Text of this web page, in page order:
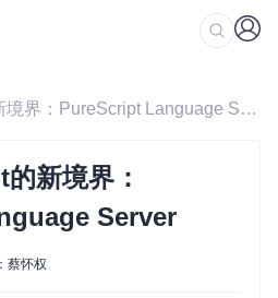
/ 探索PureScript的新境界：PureScript Language Server
新境界：
Server
蔡怀权